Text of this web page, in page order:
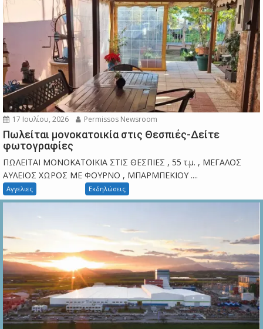
17 Ιουλίου, 2026 Permissos Newsroom
Πωλείται μονοκατοικία στις Θεσπιές-Δείτε
φωτογραφίες
ΠΩΛΕΙΤΑΙ ΜΟΝΟΚΑΤΟΙΚΙΑ ΣΤΙΣ ΘΕΣΠΙΕΣ , 55 τ.μ. , ΜΕΓΑΛΟΣ
ΑΥΛΕΙΟΣ ΧΩΡΟΣ ΜΕ ΦΟΥΡΝΟ , ΜΠΑΡΜΠΕΚΙΟΥ ....
Αγγελιες Εκδηλώσεις